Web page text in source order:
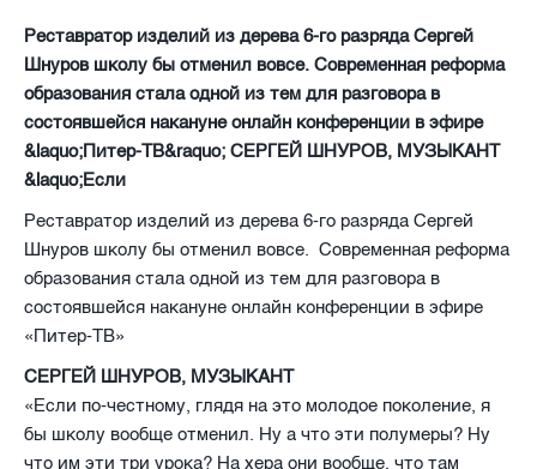
Реставратор изделий из дерева 6-го разряда Сергей
Шнуров школу бы отменил вовсе. Современная реформа
образования стала одной из тем для разговора в
состоявшейся накануне онлайн конференции в эфире
&laquo;Питер-ТВ&raquo; СЕРГЕЙ ШНУРОВ, МУЗЫКАНТ
&laquo;Если
Реставратор изделий из дерева 6-го разряда Сергей
Шнуров школу бы отменил вовсе. Современная реформа
образования стала одной из тем для разговора в
состоявшейся накануне онлайн конференции в эфире
«Питер-ТВ»
СЕРГЕЙ ШНУРОВ, МУЗЫКАНТ
«Если по-честному, глядя на это молодое поколение, я
бы школу вообще отменил. Ну а что эти полумеры? Ну
что им эти три урока? На хера они вообще, что там